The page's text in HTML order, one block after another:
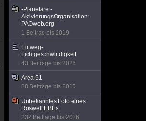
-Planetare -
AktivierungsOrganisation:
PAOweb.org
1 Beitrag bis 2019
Einweg-
Lichtgeschwindigkeit
43 Beiträge bis 2026
Area 51
88 Beiträge bis 2015
Unbekanntes Foto eines
Roswell EBEs
232 Beiträge bis 2016